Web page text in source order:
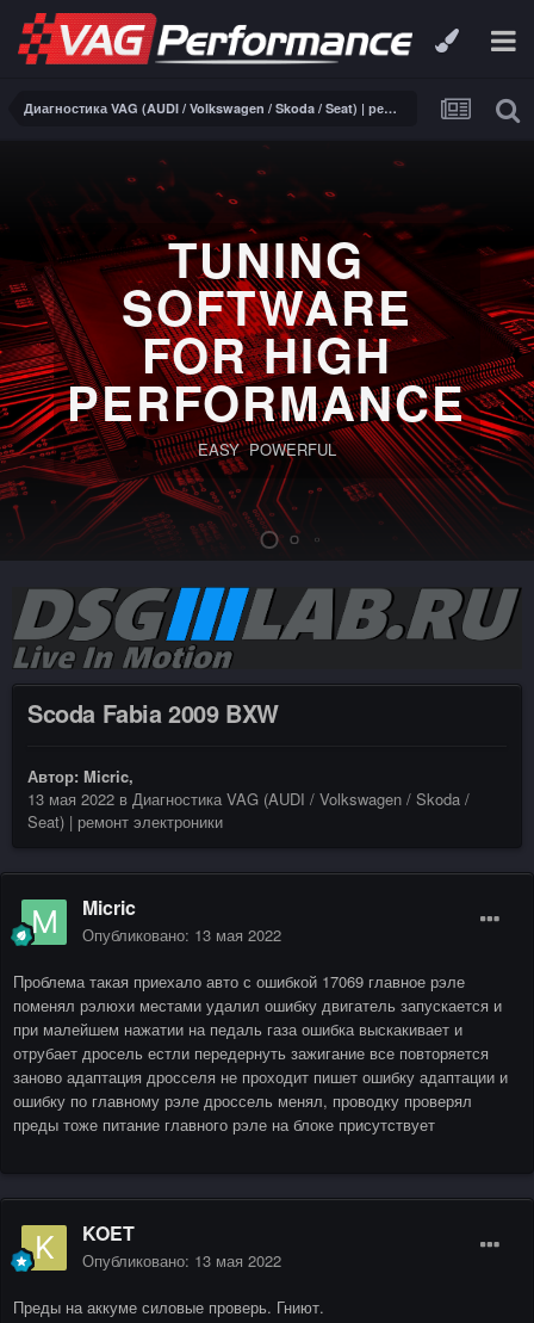
Диагностика VAG (AUDI / Volkswagen / Skoda / Seat) | ремонт электроники
TUNING
SOFTWARE
FOR HIGH
PERFORMANCE
EASY POWERFUL
Scoda Fabia 2009 BXW
Автор: Micric,
13 мая 2022 в Диагностика VAG (AUDI / Volkswagen / Skoda /
Seat) | ремонт электроники
Micric
Опубликовано: 13 мая 2022
Проблема такая приехало авто с ошибкой 17069 главное рэле
поменял рэлюхи местами удалил ошибку двигатель запускается и
при малейшем нажатии на педаль газа ошибка выскакивает и
отрубает дросель естли передернуть зажигание все повторяется
заново адаптация дросселя не проходит пишет ошибку адаптации и
ошибку по главному рэле дроссель менял, проводку проверял
преды тоже питание главного рэле на блоке присутствует
KOET
Опубликовано: 13 мая 2022
Преды на аккуме силовые проверь. Гниют.